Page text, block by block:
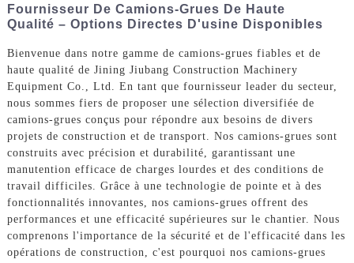
Fournisseur De Camions-Grues De Haute
Qualité – Options Directes D'usine Disponibles
Bienvenue dans notre gamme de camions-grues fiables et de
haute qualité de Jining Jiubang Construction Machinery
Equipment Co., Ltd. En tant que fournisseur leader du secteur,
nous sommes fiers de proposer une sélection diversifiée de
camions-grues conçus pour répondre aux besoins de divers
projets de construction et de transport. Nos camions-grues sont
construits avec précision et durabilité, garantissant une
manutention efficace de charges lourdes et des conditions de
travail difficiles. Grâce à une technologie de pointe et à des
fonctionnalités innovantes, nos camions-grues offrent des
performances et une efficacité supérieures sur le chantier. Nous
comprenons l'importance de la sécurité et de l'efficacité dans les
opérations de construction, c'est pourquoi nos camions-grues